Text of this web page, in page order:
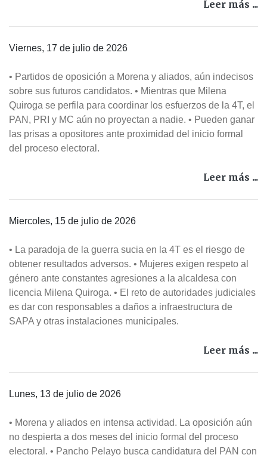
Leer más ...
Viernes, 17 de julio de 2026
• Partidos de oposición a Morena y aliados, aún indecisos
sobre sus futuros candidatos. • Mientras que Milena
Quiroga se perfila para coordinar los esfuerzos de la 4T, el
PAN, PRI y MC aún no proyectan a nadie. • Pueden ganar
las prisas a opositores ante proximidad del inicio formal
del proceso electoral.
Leer más ...
Miercoles, 15 de julio de 2026
• La paradoja de la guerra sucia en la 4T es el riesgo de
obtener resultados adversos. • Mujeres exigen respeto al
género ante constantes agresiones a la alcaldesa con
licencia Milena Quiroga. • El reto de autoridades judiciales
es dar con responsables a daños a infraestructura de
SAPA y otras instalaciones municipales.
Leer más ...
Lunes, 13 de julio de 2026
• Morena y aliados en intensa actividad. La oposición aún
no despierta a dos meses del inicio formal del proceso
electoral. • Pancho Pelayo busca candidatura del PAN con